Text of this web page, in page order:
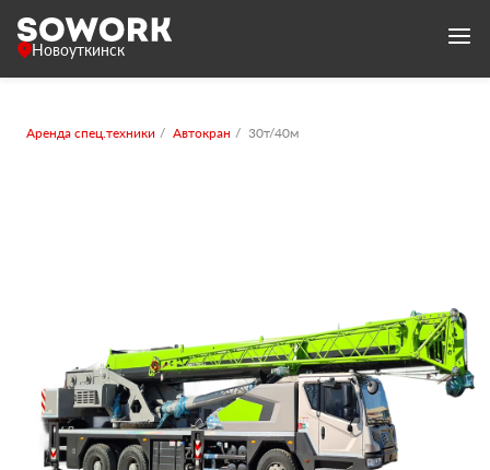
Новоуткинск
Аренда спец.техники Автокран 30т/40м